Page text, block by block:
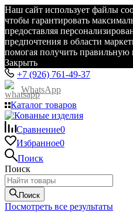
Наш сайт использует файлы
чтобы гарантировать
предоставляя
предпочтения в области
помогая получить
Закрыть
+7 (926) 761-49-37
WhatsApp
Каталог товаров
Сравнение0
Избранное0
Поиск
Поиск
Поиск
Посмотреть все результаты